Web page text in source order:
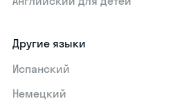
Другие языки
Испанский
Немецкий